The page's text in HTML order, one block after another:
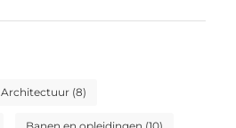
Architectuur (8)